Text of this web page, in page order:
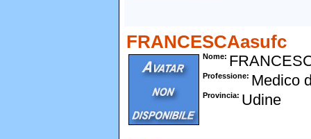
FRANCESCAasufc
Nome
Professione Medico
Provincia Udine